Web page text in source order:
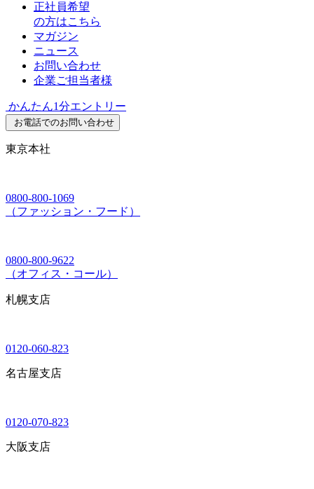
正社員希望
の方はこちら
マガジン
ニュース
お問い合わせ
企業ご担当者様
かんたん1分エントリー
お電話でのお問い合わせ
東京本社
0800-800-1069
（ファッション・フード）
0800-800-9622
（オフィス・コール）
札幌支店
0120-060-823
名古屋支店
0120-070-823
大阪支店